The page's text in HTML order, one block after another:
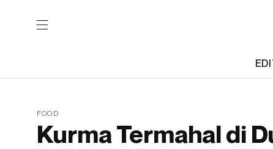
FOOD
Kurma Termahal di